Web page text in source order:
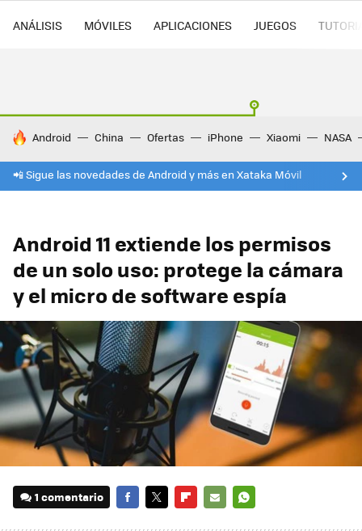
ANÁLISIS MÓVILES APLICACIONES JUEGOS
HOY SE HABLA DE
Android China Ofertas iPhone Xiaomi NASA
📲 Sigue las novedades de Android y más en Xataka Móvil
Android 11 extiende los permisos
de un solo uso: protege la cámara
y el micro de software espía
1 comentario